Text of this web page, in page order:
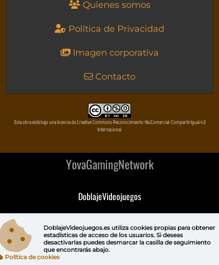
Quienes somos
Política de Privacidad
Imagen corporativa
Contacto
Esta obra está bajo una licencia de Creative Commons Reconocimiento-NoComercial-CompartirIgual 4.0
Internacional
YovaGamingNetwork
DoblajeVideojuegos
DeVuego GAL
DoblajeVideojuegos.es utiliza cookies propiaspara obtener
estadísticas de acceso de los usuarios. Si deseas
desactivarlas puedes desmarcar la casilla de seguimiento
que encontrarás abajo.
Política de cookies